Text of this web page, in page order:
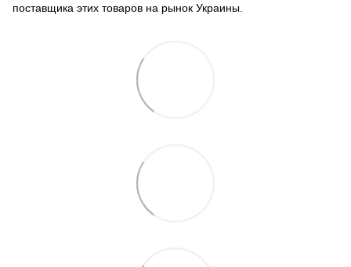
поставщика этих товаров на рынок Украины.